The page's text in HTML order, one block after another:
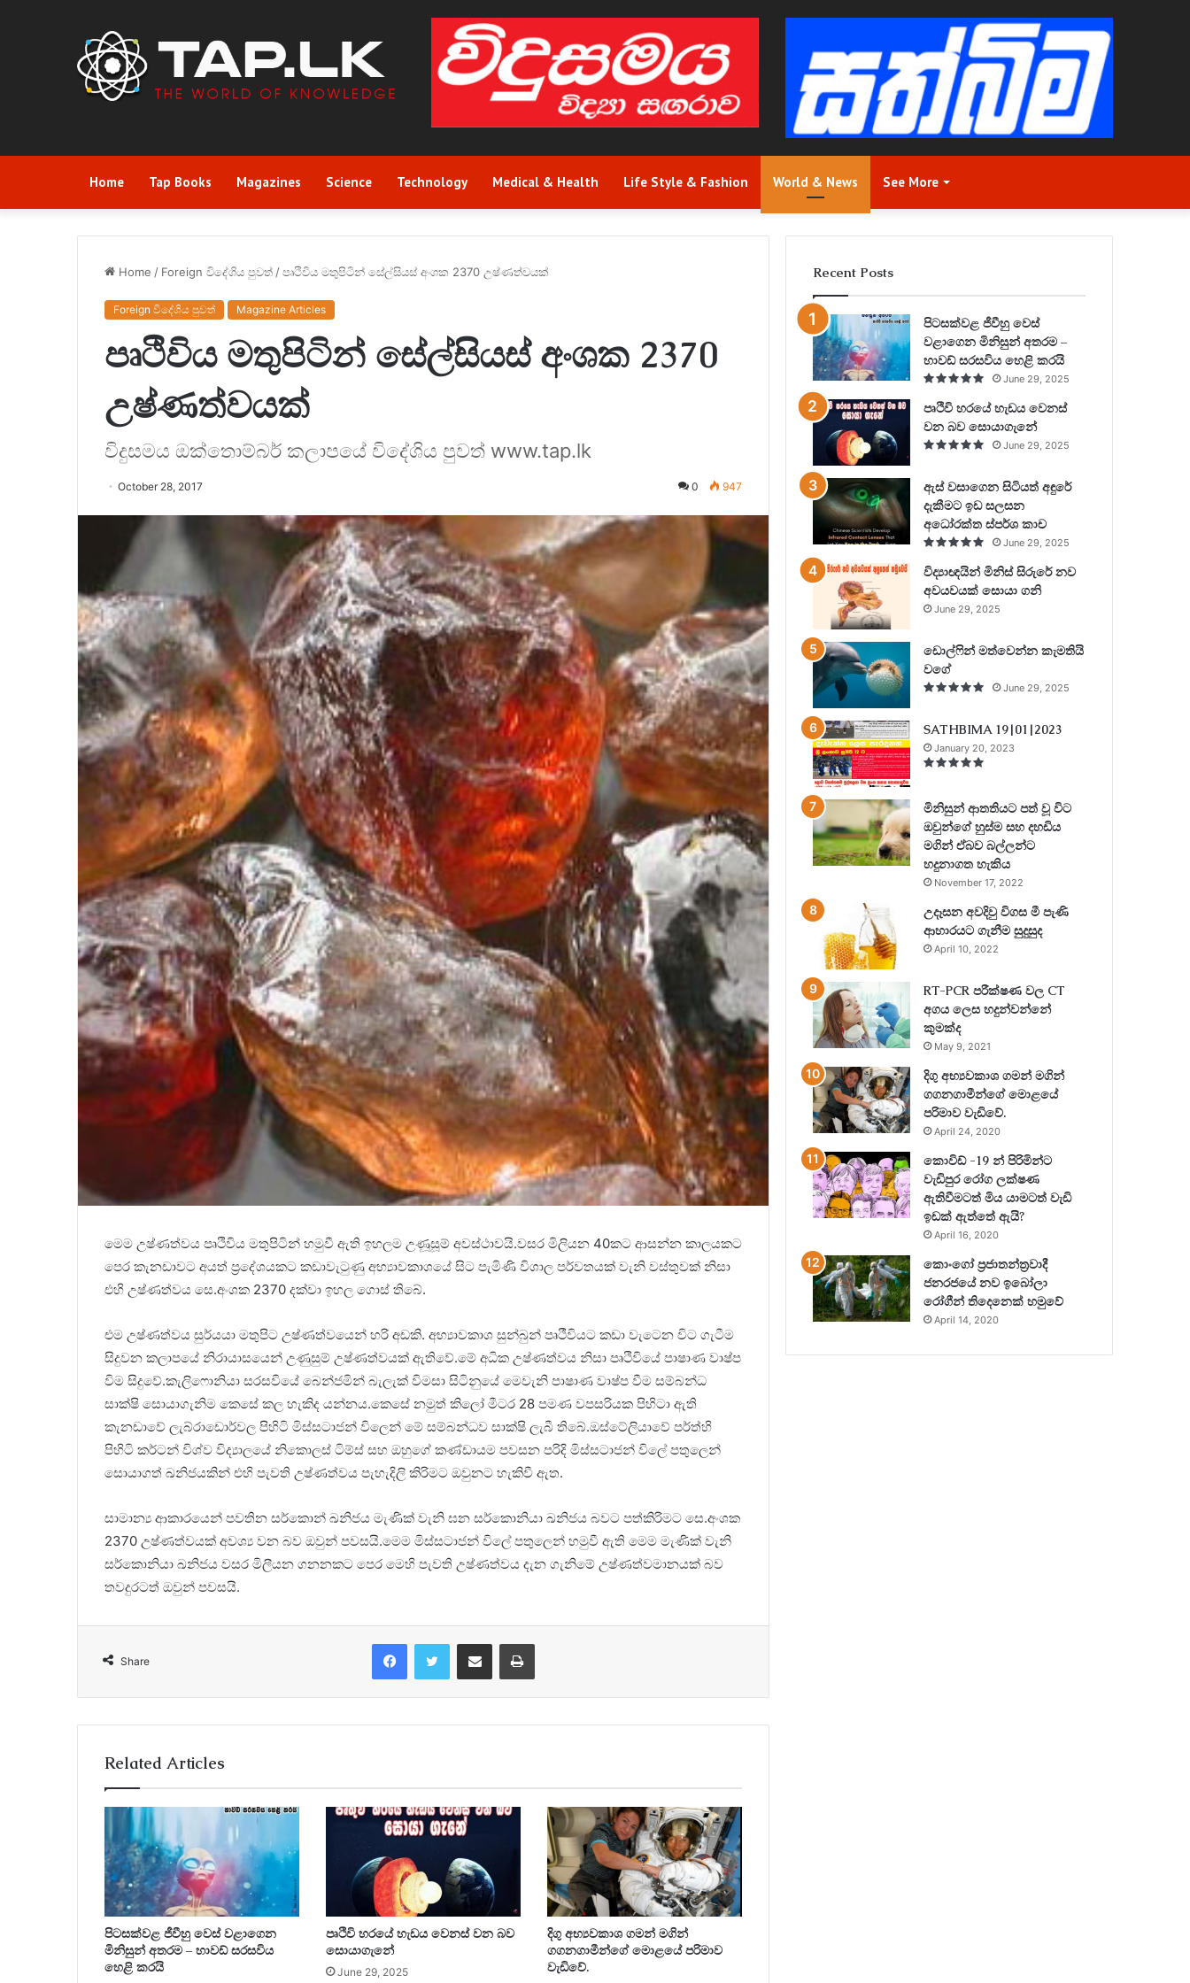
Home Tap Books Magazines Science Technology Medical & Health Life Style & Fashion World & News See More
Home / Foreign විදේශිය පුවත් /පෘථිවිය මතුපිටින් සේල්සියස් අංශක 2370 උෂ්ණත්වයක්
Foreign විදේශිය පුවත් Magazine Articles
පෘථිවිය මතුපිටින් සේල්සියස් අංශක 2370
උෂ්ණත්වයක්
විදුසමය ඔක්තොම්බර් කලාපයේ විදේශිය පුවත් www.tap.lk
October 28, 2017 0 947
මෙම උෂ්ණත්වය පෘථිවිය මතුපිටින් හමුවී ඇති ඉහලම උණූසූම් අවස්ථාවයි.වසර මිලියන 40කට ආසන්න කාලයකට
පෙර කැනඩාවට අයත් ප්‍රදේශයකට කඩාවැටුණු අභ්‍යාවකාශයේ සිට පැමිණි විශාල පර්වතයක් වැනි වස්තුවක් නිසා
එහි උෂ්ණත්වය සෙ.අංශක 2370 දක්වා ඉහල ගොස් තිබේ.
එම උෂ්ණත්වය සුර්යයා මතුපිට උෂ්ණත්වයෙන් හරි අඩකි. අභ්‍යාවකාශ සුන්බුන් පෘථීවියට කඩා වැටෙන විට ගැටීම
සිදුවන කලාපයේ නිරායාසයෙන් උණුසුම් උෂ්ණත්වයක් ඇතිවේ.මේ අධික උෂ්ණත්වය නිසා පෘථිවියේ පාෂාණ වාෂ්ප
විම සිදුවේ.කැලිෆොනියා සරසවියේ බෙන්ජමින් බැලැක් විමසා සිටිනුයේ මෙවැනි පාෂාණ වාෂ්ප වීම සම්බන්ධ
සාක්ෂි සොයාගැනිම කෙසේ කල හැකිද යන්නය.කෙසේ නමුත් කිලෝ මීටර 28 පමණ වපසරියක පිහිටා ඇති
කැනඩාවේ ලැබ්රාඩොර්වල පිහිටි මිස්සටාජන් විලෙන් මේ සම්බන්ධව සාක්ෂි ලැබී තිබේ.ඔස්ටේලියාවේ පර්ත්හි
පිහිටි කර්ටන් විශ්ව විද්‍යාලයේ නිකොලස් ටිම්ස් සහ ඔහුගේ කණ්ඩායම පවසන පරිදි මිස්සටාජන් විලේ පතුලෙන්
සොයාගත් ඛනිජයකින් එහි පැවති උෂ්ණත්වය පැහැදිලි කිරිමට ඔවුනට හැකිවී ඇත.
සාමාන්‍ය ආකාරයෙන් පවතින සර්කොන් ඛනිජය මැණික් වැනි ඝන සර්කොනියා ඛනිජය බවට පත්කිරිමට සෙ.අංශක
2370 උෂ්ණත්වයක් අවශ්‍ය වන බව ඔවුන් පවසයි.මෙම මිස්සටාජන් විලේ පතුලෙන් හමුවී ඇති මෙම මැණික් වැනි
සර්කොනියා ඛනිජය වසර මිලීයන ගනනකට පෙර මෙහි පැවති උෂ්ණත්වය දැන ගැනිමේ උෂ්ණත්වමානයක් බව
තවදුරටත් ඔවුන් පවසයි.
Share
FacebookTwitter Share via Email Print
Related Articles
පිටසක්වළ ජීවීහු වෙස් වළාගෙන
මිනිසුන් අතරම – හාවඩ් සරසවිය
හෙළි කරයි
පෘථිවි හරයේ හැඩය වෙනස් වන බව
සොයාගැනේ
June 29, 2025
දිගු අභ්‍යවකාශ ගමන් මගින්
ගගනගාමීන්ගේ මොළයේ පරිමාව
වැඩිවේ.
Recent Posts
පිටසක්වළ ජීවීහු වෙස්
වළාගෙන මිනිසුන් අතරම –
හාවඩ් සරසවිය හෙළි කරයි
June 29, 2025
පෘථිවි හරයේ හැඩය වෙනස්
වන බව සොයාගැනේ
June 29, 2025
ඇස් වසාගෙන සිටියත් අඳුරේ
දැකීමට ඉඩ සලසන
අධෝරක්ත ස්පර්ශ කාච
June 29, 2025
විද්‍යාඥයින් මිනිස් සිරුරේ නව
අවයවයක් සොයා ගනි
June 29, 2025
ඩොල්ෆින් මත්වෙන්න කැමතියි
වගේ
June 29, 2025
SATHBIMA 19|01|2023
January 20, 2023
මිනිසුන් ආතතියට පත් වූ විට
ඔවුන්ගේ හුස්ම සහ දහඩිය
මගින් ඒබව බල්ලන්ට
හදුනාගත හැකිය
November 17, 2022
උදෑසන අවදිවු විගස මී පැණි
ආහාරයට ගැනීම සුදුසුද
April 10, 2022
RT-PCR පරීක්ෂණ වල CT
අගය ලෙස හදුන්වන්නේ
කුමක්ද
May 9, 2021
දිගු අභ්‍යවකාශ ගමන් මගින්
ගගනගාමීන්ගේ මොළයේ
පරිමාව වැඩිවේ.
April 24, 2020
කොවිඩ් -19 න් පිරිමින්ට
වැඩිපුර රෝග ලක්ෂණ
ඇතිවීමටත් මිය යාමටත් වැඩි
ඉඩක් ඇත්තේ ඇයි?
April 16, 2020
කොංගෝ ප්‍රජාතන්ත්‍රවාදී
ජනරජයේ නව ඉබෝලා
රෝගීන් තිදෙනෙක් හමුවේ
April 14, 2020